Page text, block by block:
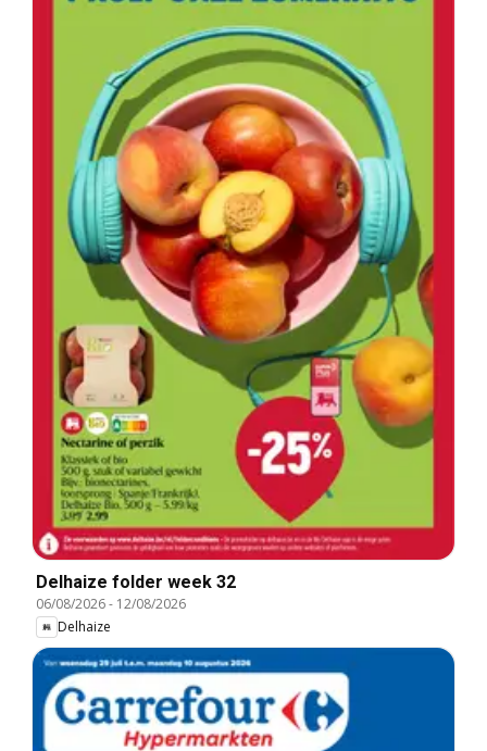
Delhaize folder week 32
06/08/2026- 12/08/2026
Delhaize